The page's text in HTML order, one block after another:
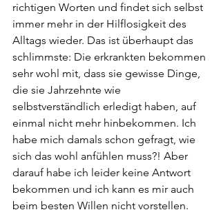
richtigen Worten und findet sich selbst
immer mehr in der Hilflosigkeit des
Alltags wieder. Das ist überhaupt das
schlimmste: Die erkrankten bekommen
sehr wohl mit, dass sie gewisse Dinge,
die sie Jahrzehnte wie
selbstverständlich erledigt haben, auf
einmal nicht mehr hinbekommen. Ich
habe mich damals schon gefragt, wie
sich das wohl anfühlen muss?! Aber
darauf habe ich leider keine Antwort
bekommen und ich kann es mir auch
beim besten Willen nicht vorstellen.